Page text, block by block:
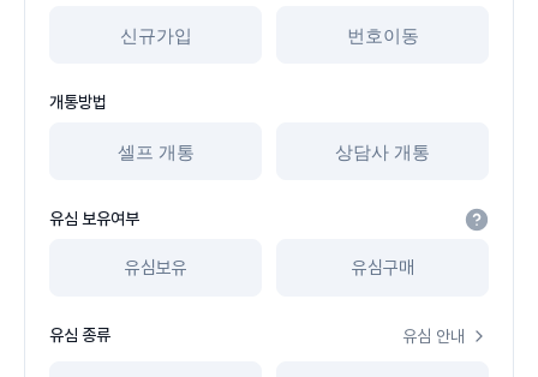
신규가입 번호이동
개통방법
셀프 개통 상담사 개통
유심 보유여부
유심보유 유심구매
유심 종류 유심 안내